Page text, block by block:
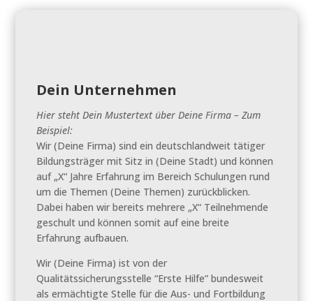
Dein Unternehmen
Hier steht Dein Mustertext über Deine Firma – Zum
Beispiel:
Wir (Deine Firma) sind ein deutschlandweit tätiger
Bildungsträger mit Sitz in (Deine Stadt) und können
auf „X“ Jahre Erfahrung im Bereich Schulungen rund
um die Themen (Deine Themen) zurückblicken.
Dabei haben wir bereits mehrere „X“ Teilnehmende
geschult und können somit auf eine breite
Erfahrung aufbauen.
Wir (Deine Firma) ist von der
Qualitätssicherungsstelle “Erste Hilfe” bundesweit
als ermächtigte Stelle für die Aus- und Fortbildung